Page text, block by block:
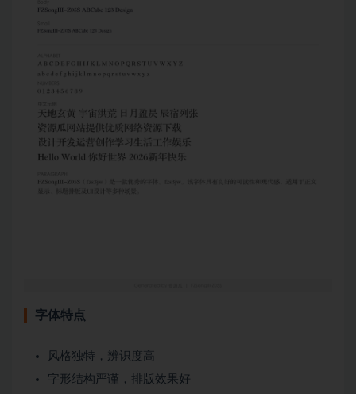
字体特点
风格独特，辨识度高
字形结构严谨，排版效果好